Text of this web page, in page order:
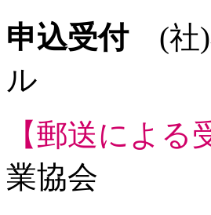
申込受付(社)
ル
【郵送による
業協会